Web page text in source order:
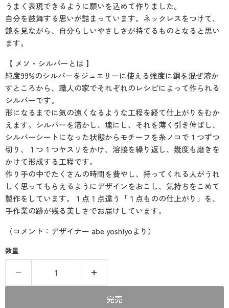
うまく表現できるように願いを込めて作りました。
自分を鼓舞する思いが詰まっています。ネックレスをつけて、
鏡を見ながら、自分らしいやさしさが持てるものとなると思い
ます。
【 メソ・シルバーとは 】
純度99%のシルバーをジュエリーに使える強度に銅を混ぜ溶か
すところから、職人の家でそれぞれのレシピによって作られる
シルバーです。
形になるまでに気の遠くなるような工程を経て仕上がりをむか
えます。シルバーを溶かし、塊にし、それを薄く引き伸ばし、
シルバーシートになった状態からモチーフを糸ノコで１つずつ
切り、１つ１つヤスリをかけ、溶接を繰り返し、幾度も磨きを
かけて形成する工程です。
作り手の中でたくさんの時間を費やし、持ってくれる人がうれ
しく思ってもらえるようにデザインをおこし、気持ちをこめて
製作をしています。１点１点違う「１点ものの仕上がり」を、
手作業の跡が残る美しさでお届けしています。
（コメント：デザイナー abe yoshiyoより）
数量
完売